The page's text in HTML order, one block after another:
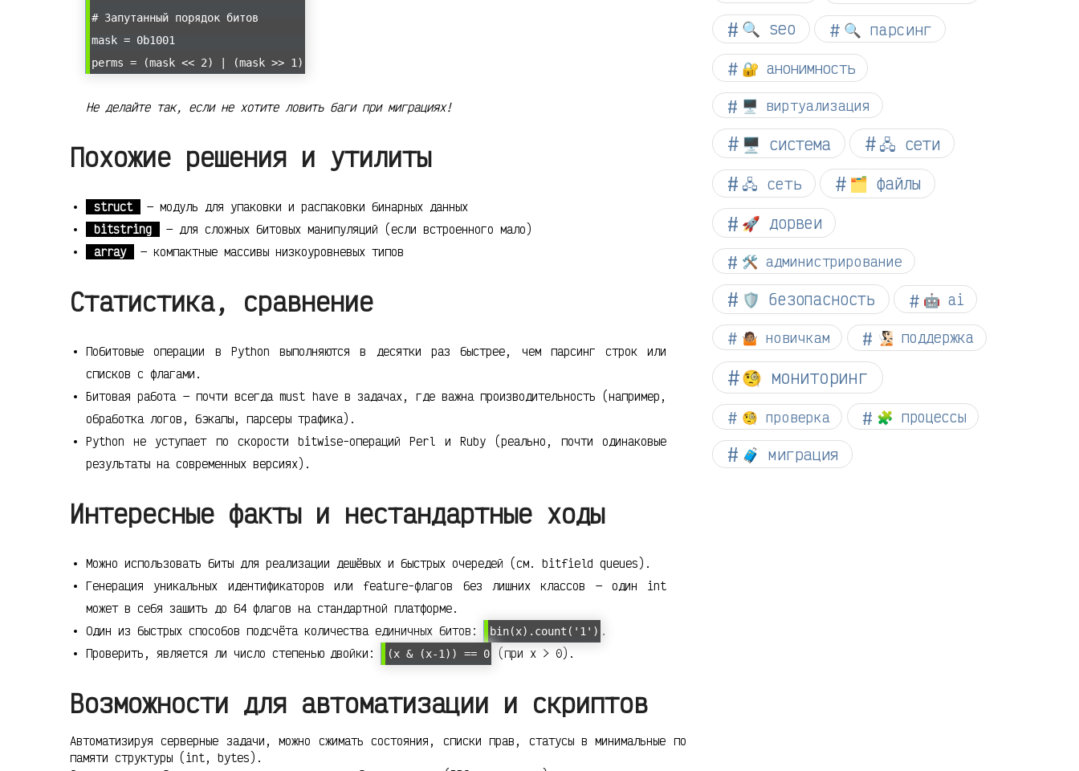
# Запутанный порядок битов
mask = 0b1001
perms = (mask << 2) | (mask >> 1)
Не делайте так, если не хотите ловить баги при миграциях!
Похожие решения и утилиты
struct
— модуль для упаковки и распаковки бинарных данных
bitstring
— для сложных битовых манипуляций (если встроенного мало)
array
— компактные массивы низкоуровневых типов
Статистика, сравнение
Побитовые операции в Python выполняются в десятки раз быстрее, чем парсинг строк или
списков с флагами.
Битовая работа — почти всегда must have в задачах, где важна производительность (например,
обработка логов, бэкапы, парсеры трафика).
Python не уступает по скорости bitwise-операций Perl и Ruby (реально, почти одинаковые
результаты на современных версиях).
Интересные факты и нестандартные ходы
Можно использовать биты для реализации дешёвых и быстрых очередей (см. bitfield queues).
Генерация уникальных идентификаторов или feature-флагов без лишних классов — один int
может в себя зашить до 64 флагов на стандартной платформе.
Один из быстрых способов подсчёта количества единичных битов:
bin(x).count('1') .
Проверить, является ли число степенью двойки:
(x & (x-1)) == 0 (при x > 0).
Возможности для автоматизации и скриптов
Автоматизируя серверные задачи, можно сжимать состояния, списки прав, статусы в минимальные по
памяти структуры (int, bytes).
🔍 seo 🔍 парсинг
🔐 анонимность
🖥️ виртуализация
🖥️ система 🖧 сети
🖧 сеть 🗂️ файлы
🚀 дорвеи
🛠️ администрирование
🛡️ безопасность 🤖 ai
🤷🏽 новичкам 🧏🏻 поддержка
🧐 мониторинг
🧐 проверка 🧩 процессы
🧳 миграция